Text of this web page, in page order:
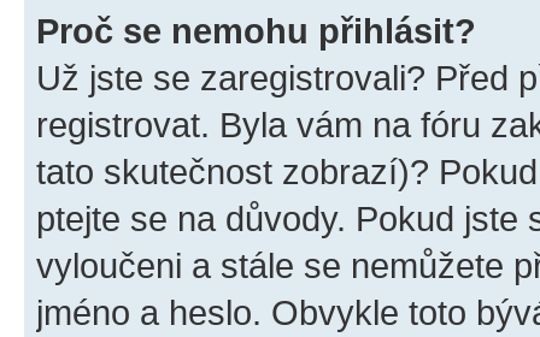
Proč se nemohu přihlásit?
Už jste se zaregistrovali? Před
registrovat. Byla vám na fóru
tato skutečnost zobrazí)?
ptejte se na důvody. Pokud jste
vyloučeni a stále se nemůžete
jméno a heslo. Obvykle toto